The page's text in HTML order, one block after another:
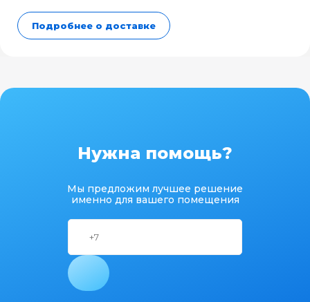
Подробнее о доставке
Нужна помощь?
Мы предложим лучшее решение
именно для вашего помещения